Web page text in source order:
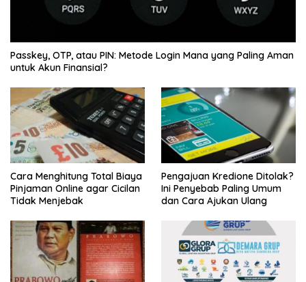
Passkey, OTP, atau PIN: Metode Login Mana yang Paling Aman
untuk Akun Finansial?
Cara Menghitung Total Biaya
Pinjaman Online agar Cicilan
Tidak Menjebak
Pengajuan Kredione Ditolak?
Ini Penyebab Paling Umum
dan Cara Ajukan Ulang